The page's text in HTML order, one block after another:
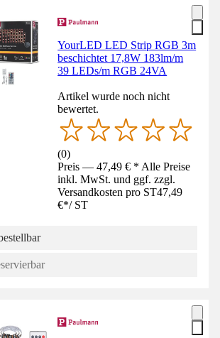
YourLED LED Strip RGB 3m
beschichtet 17,8W 183lm/m
39 LEDs/m RGB 24VA
Artikel wurde noch nicht
bewertet.
(0)
Preis — 47,49 € * Alle Preise
inkl. MwSt. und ggf. zzgl.
Versandkosten pro ST47,49
€*/ ST